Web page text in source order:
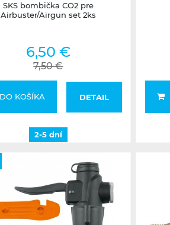
SKS bombička CO2 pre
Airbuster/Airgun set 2ks
6,50 €
7,50 €
KOŠÍKA DETAIL
2-5 dní